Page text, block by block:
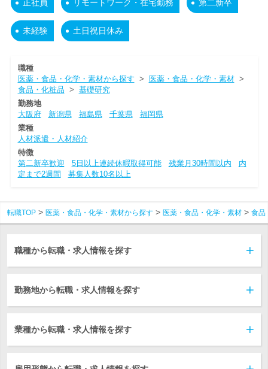
正社員 リモートワーク・在宅勤務 第二新卒
未経験 土日祝日休み
職種
医薬・食品・化学・素材から探す > 医薬・食品・化学・素材>
食品・化粧品 > 基礎研究
勤務地
大阪府
新潟県 福島県 千葉県
福岡県
業種
人材派遣・人材紹介
特徴
第二新卒歓迎
5日以上連続休暇取得可能 残業月30時間以内
内
定まで2週間
募集人数10名以上
転職TOP 医薬・食品・化学・素材から探す 医薬・食品・化学・素材 食品
職種から転職・求人情報を探す
勤務地から転職・求人情報を探す
業種から転職・求人情報を探す